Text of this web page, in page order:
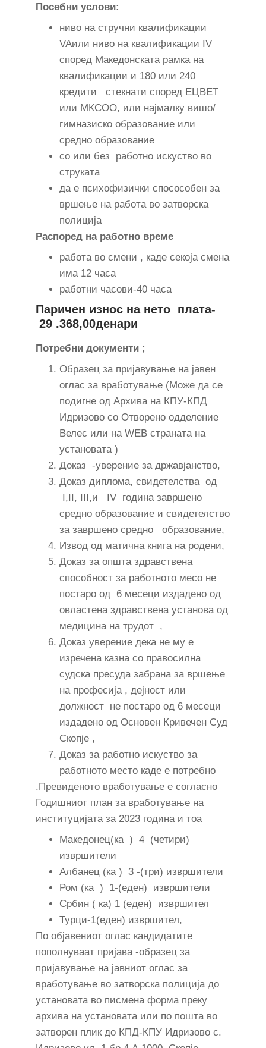
Пoсебни услови:
ниво на стручни квалификации
VAили ниво на квалификации IV
според Македонската рамка на
квалификации и 180 или 240
кредити стекнати според ЕЦВЕТ
или МКСОО, или најмалку вишо/
гимназиско образование или
средно образование
со или без работно искуство во
струката
да е психофизички спосособен за
вршење на работа во затворска
полиција
Распоред на работно време
работа во смени , каде секоја смена
има 12 часа
работни часови-40 часа
Паричен износ на нето плата-
29 .368,00денари
Потребни документи ;
Образец за пријавување на јавен
оглас за вработување (Може да се
подигне од Архива на КПУ-КПД
Идризово со Отворено одделение
Велес или на WEB страната на
установата )
Доказ -уверение за државјанство,
Доказ диплома, свидетелства од
I,II, III,и IV година завршено
средно образование и свидетелство
за завршено средно образование,
Извод од матична книга на родени,
Доказ за општа здравствена
способност за работното месо не
постаро од 6 месеци издадено од
овластена здравствена установа од
медицина на трудот ,
Доказ уверение дека не му е
изречена казна со правосилна
судска пресуда забрана за вршење
на професија , дејност или
должност не постаро од 6 месеци
издадено од Основен Кривечен Суд
Скопје ,
Доказ за работно искуство за
работното место каде е потребно
.Превиденото вработување е согласно
Годишниот план за вработување на
институцијата за 2023 година и тоа
Македонец(ка ) 4 (четири)
извршители
Албанец (ка ) 3 -(три) извршители
Ром (ка ) 1-(еден) извршители
Србин ( ка) 1 (еден) извршител
Турци-1(еден) извршител,
По објавениот оглас кандидатите
пополнуваат пријава -образец за
пријавување на јавниот оглас за
вработување во затворска полиција до
установата во писмена форма преку
архива на установата или по пошта во
затворен плик до КПД-КПУ Идризово с.